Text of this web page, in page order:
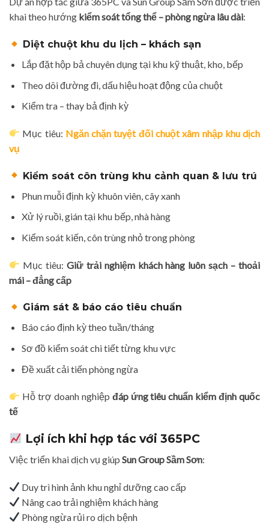
khai theo hướng kiểm soát tổng thể – phòng ngừa lâu dài:
Diệt chuột khu du lịch – khách sạn
Lắp đặt hộp bả chuyên dụng tại khu kỹ thuật, kho, bếp
Theo dõi đường đi, dấu hiệu hoạt động của chuột
Kiểm tra – thay bả định kỳ
Mục tiêu: Ngăn chặn tuyệt đối chuột xâm nhập khu dịch
vụ
Kiểm soát côn trùng khu cảnh quan & lưu trú
Phun muỗi định kỳ khuôn viên, cây xanh
Xử lý ruồi, gián tại khu bếp, nhà hàng
Kiểm soát kiến, côn trùng nhỏ trong phòng
Mục tiêu: Giữ trải nghiệm khách hàng luôn sạch – thoải
mái – đẳng cấp
Giám sát & báo cáo tiêu chuẩn
Báo cáo định kỳ theo tuần/tháng
Sơ đồ kiểm soát chi tiết từng khu vực
Đề xuất cải tiến phòng ngừa
Hỗ trợ doanh nghiệp đáp ứng tiêu chuẩn kiểm định quốc
tế
Lợi ích khi hợp tác với 365PC
Việc triển khai dịch vụ giúp Sun Group Sầm Sơn:
Duy trì hình ảnh khu nghỉ dưỡng cao cấp
Nâng cao trải nghiệm khách hàng
Phòng ngừa rủi ro dịch bệnh